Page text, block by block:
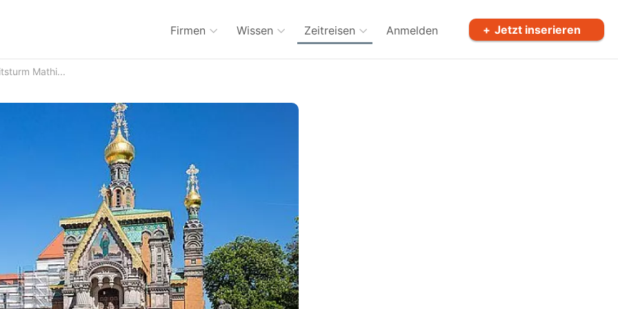
Firmen Wissen Zeitreisen Anmelden Jetzt inserieren
Mathi...